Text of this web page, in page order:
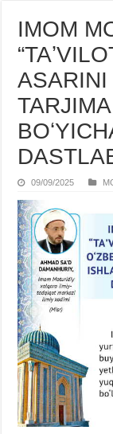
IMOM
ASARINI
09/09/2025